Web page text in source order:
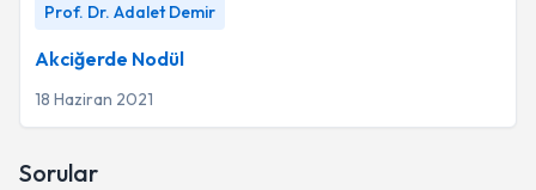
Prof. Dr. Adalet Demir
Akciğerde Nodül
18 Haziran 2021
Sorular